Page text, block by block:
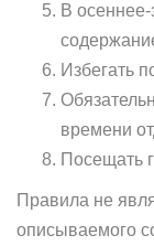
В
Избегать
времени
Посещать
Правила не
описываемого